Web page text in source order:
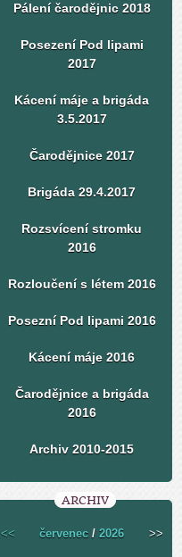
Pálení čarodějnic 2018
Posezení Pod lipami
2017
Kácení máje a brigáda
3.5.2017
Čarodějnice 2017
Brigáda 29.4.2017
Rozsvícení stromku
2016
Rozloučení s létem 2016
Posezní Pod lipami 2016
Kácení máje 2016
Čarodějnice a brigáda
2016
Archiv 2010-2015
ARCHIV
<< červenec /2026 >>